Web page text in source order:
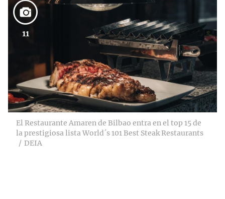
11
El Restaurante Amaren de Bilbao entra en el top 15 de
la prestigiosa lista World´s 101 Best Steak Restaurants
DEIA